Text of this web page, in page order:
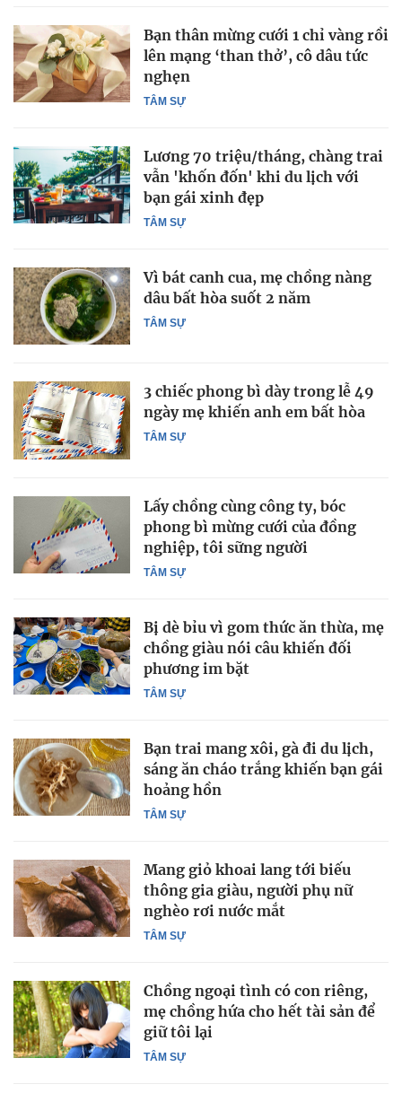
TÂM SỰ
Bạn thân mừng cưới 1 chỉ vàng rồi
lên mạng ‘than thở’, cô dâu tức
nghẹn
TÂM SỰ
Lương 70 triệu/tháng, chàng trai
vẫn 'khốn đốn' khi du lịch với
bạn gái xinh đẹp
TÂM SỰ
Vì bát canh cua, mẹ chồng nàng
dâu bất hòa suốt 2 năm
TÂM SỰ
3 chiếc phong bì dày trong lễ 49
ngày mẹ khiến anh em bất hòa
TÂM SỰ
Lấy chồng cùng công ty, bóc
phong bì mừng cưới của đồng
nghiệp, tôi sững người
TÂM SỰ
Bị dè bỉu vì gom thức ăn thừa, mẹ
chồng giàu nói câu khiến đối
phương im bặt
TÂM SỰ
Bạn trai mang xôi, gà đi du lịch,
sáng ăn cháo trắng khiến bạn gái
hoảng hồn
TÂM SỰ
Mang giỏ khoai lang tới biếu
thông gia giàu, người phụ nữ
nghèo rơi nước mắt
TÂM SỰ
Chồng ngoại tình có con riêng,
mẹ chồng hứa cho hết tài sản để
giữ tôi lại